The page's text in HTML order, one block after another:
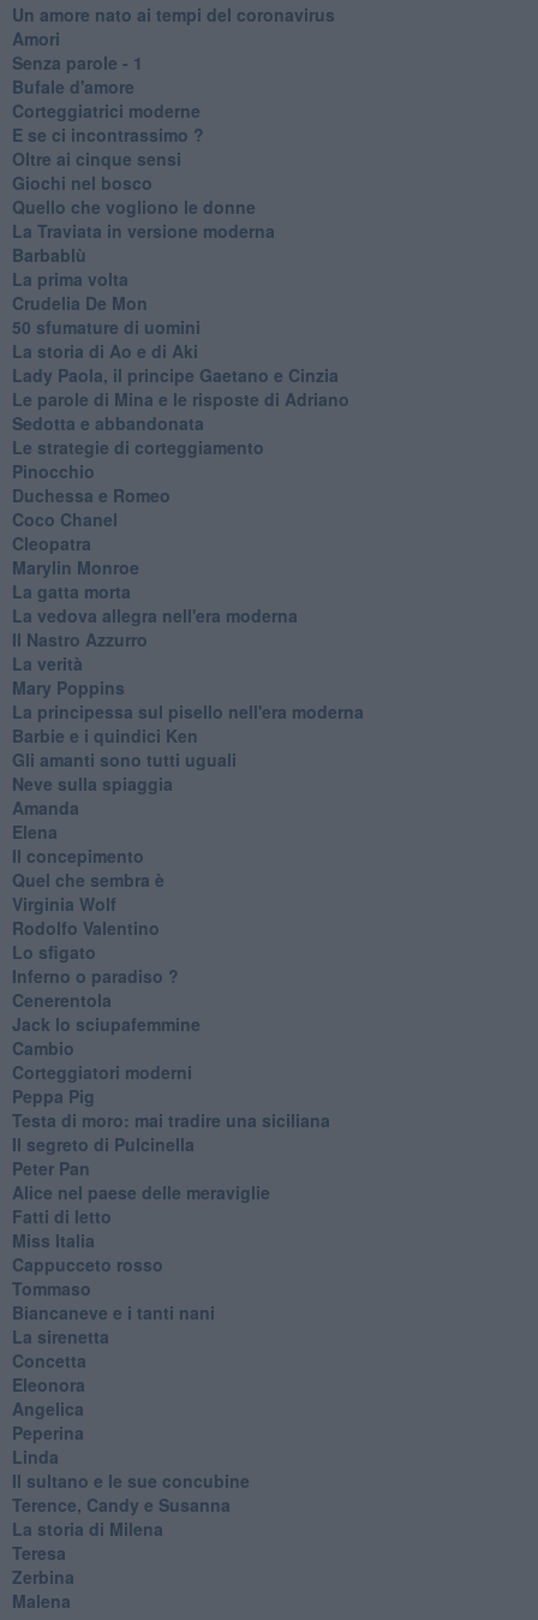
Un amore nato ai tempi del coronavirus
Amori
Senza parole - 1
Bufale d'amore
Corteggiatrici moderne
E se ci incontrassimo ?
Oltre ai cinque sensi
Giochi nel bosco
Quello che vogliono le donne
La Traviata in versione moderna
Barbablù
La prima volta
Crudelia De Mon
50 sfumature di uomini
La storia di Ao e di Aki
Lady Paola, il principe Gaetano e Cinzia
Le parole di Mina e le risposte di Adriano
Sedotta e abbandonata
Le strategie di corteggiamento
Pinocchio
Duchessa e Romeo
Coco Chanel
Cleopatra
Marylin Monroe
La gatta morta
La vedova allegra nell'era moderna
​Il Nastro Azzurro
La verità
Mary Poppins
La principessa sul pisello nell'era moderna
Barbie e i quindici Ken
Gli amanti sono tutti uguali
Neve sulla spiaggia
Amanda
Elena
Il concepimento
Quel che sembra è
Virginia Wolf
Rodolfo Valentino
Lo sfigato
Inferno o paradiso ?
Cenerentola
Jack lo sciupafemmine
Cambio
Corteggiatori moderni
Peppa Pig
Testa di moro: mai tradire una siciliana
Il segreto di Pulcinella
Peter Pan
Alice nel paese delle meraviglie
Fatti di letto
Miss Italia
Cappucceto rosso
Tommaso
Biancaneve e i tanti nani
La sirenetta
Concetta
Eleonora
Angelica
Peperina
Linda
Il sultano e le sue concubine
Terence, Candy e Susanna
La storia di Milena
Teresa
Zerbina
Malena